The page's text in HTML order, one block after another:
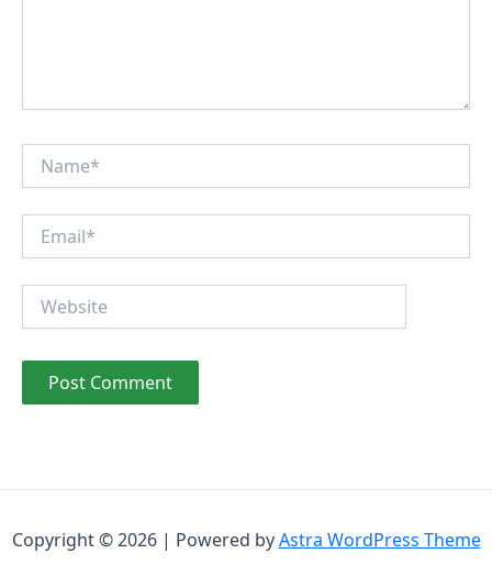
Copyright © 2026 | Powered byAstra WordPress Theme